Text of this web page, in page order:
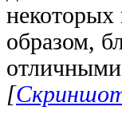
образом,
отличными
[